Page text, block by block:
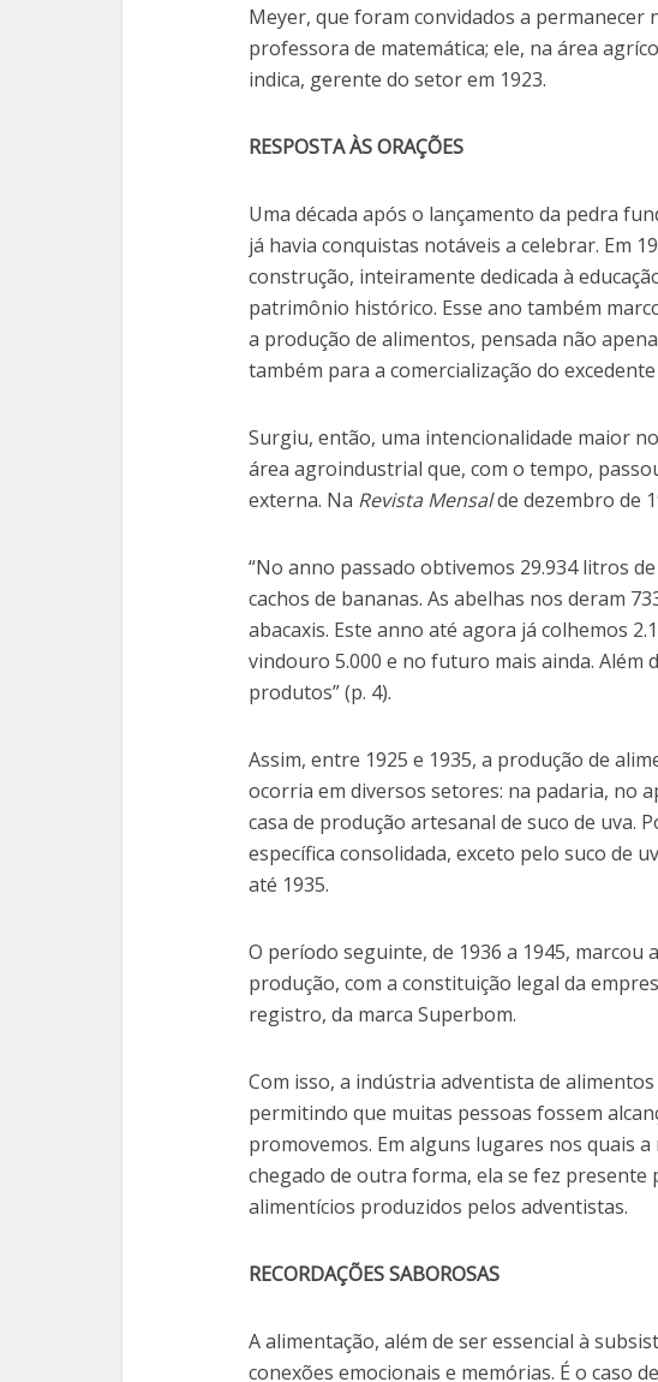
Meyer, que foram convidados a permanecer
professora de matemática; ele, na área
indica, gerente do setor em 1923.
RESPOSTA ÀS ORAÇÕES
Uma década após o lançamento da pedra
já havia conquistas notáveis a celebrar. Em
construção, inteiramente dedicada à
patrimônio histórico. Esse ano também
a produção de alimentos, pensada não
também para a comercialização do
Surgiu, então, uma intencionalidade maior
área agroindustrial que, com o tempo,
externa. Na Revista Mensalde dezembro de
“No anno passado obtivemos 29.934 litros
cachos de bananas. As abelhas nos deram
abacaxis. Este anno até agora já colhemos
vindouro 5.000 e no futuro mais ainda.
produtos” (p. 4).
Assim, entre 1925 e 1935, a produção de
ocorria em diversos setores: na padaria, no
casa de produção artesanal de suco de uva.
específica consolidada, exceto pelo suco de
até 1935.
O período seguinte, de 1936 a 1945, marcou
produção, com a constituição legal da
registro, da marca Superbom.
Com isso, a indústria adventista de
permitindo que muitas pessoas fossem
promovemos. Em alguns lugares nos quais
chegado de outra forma, ela se fez
alimentícios produzidos pelos adventistas.
RECORDAÇÕES SABOROSAS
A alimentação, além de ser essencial à
conexões emocionais e memórias. É o caso